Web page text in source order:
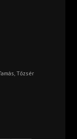
Tőzsér